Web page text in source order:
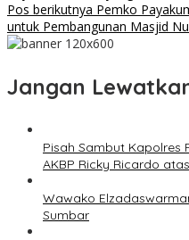
Pos berikutnya Pemko
untuk Pembangunan Masjid
Jangan
Pisah Sambut Kapolres
AKBP Ricky Ricardo
Wawako
Sumbar